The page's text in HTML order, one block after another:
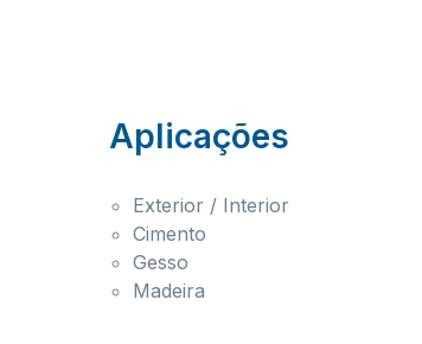
Aplicações
Exterior / Interior
Cimento
Gesso
Madeira